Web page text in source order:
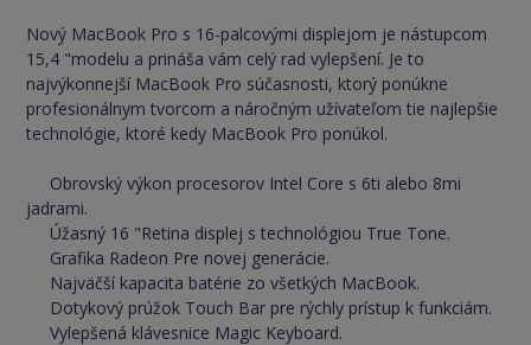
Nový MacBook Pro s 16-palcovými displejom je nástupcom
15,4 "modelu a prináša vám celý rad vylepšení. Je to
najvýkonnejší MacBook Pro súčasnosti, ktorý ponúkne
profesionálnym tvorcom a náročným užívateľom tie najlepšie
technológie, ktoré kedy MacBook Pro ponúkol.
Obrovský výkon procesorov Intel Core s 6ti alebo 8mi
jadrami.
Úžasný 16 "Retina displej s technológiou True Tone.
Grafika Radeon Pre novej generácie.
Najväčší kapacita batérie zo všetkých MacBook.
Dotykový prúžok Touch Bar pre rýchly prístup k funkciám.
Vylepšená klávesnice Magic Keyboard.